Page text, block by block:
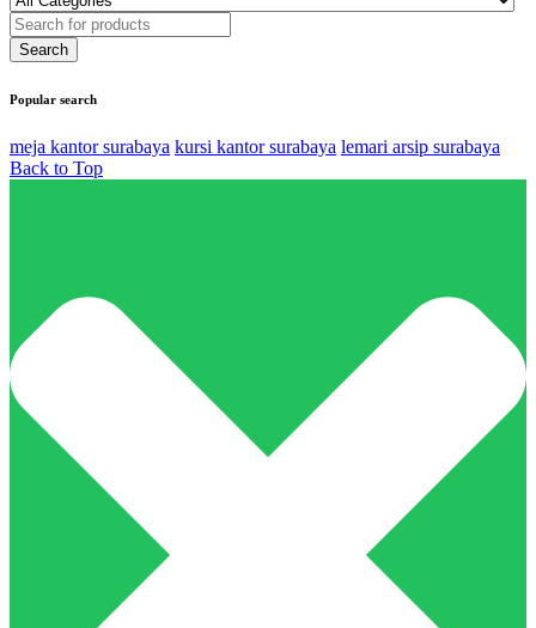
Popular search
meja kantor surabaya kursi kantor surabaya lemari arsip surabaya
Back to Top